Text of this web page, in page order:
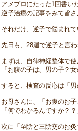
アメブロにたった1回書いた
逆子治療の記事をみて皆さ
それだけ、逆子で悩まれて
先日も、28週で逆子と言
まずは、自律神経整体で
「お腹の子は、男の子？
すると、検査の反応は「男
お母さんに、「お腹のお
「何でわかるんですか？
次に「至陰と三陰交のお